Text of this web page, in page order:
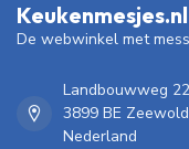
Keukenmesjes.nl
De webwinkel met
Landbouwweg
3899 BE
Nederland